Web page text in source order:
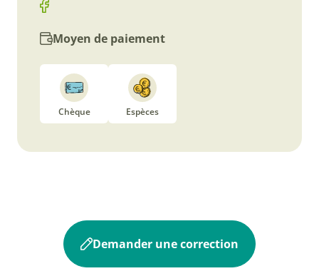
Moyen de paiement
Chèque Espèces
Demander une correction